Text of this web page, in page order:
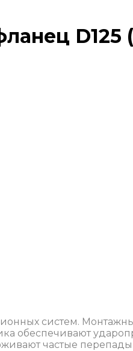
D125
систем.
обеспечивают
частые перепады